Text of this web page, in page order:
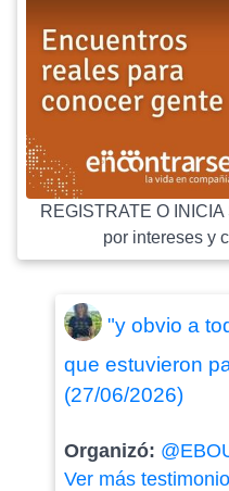
REGISTRATE O
por intereses y
"y obvio a
que estuvieron
(27/06/2026)
Organizó:
Ver más